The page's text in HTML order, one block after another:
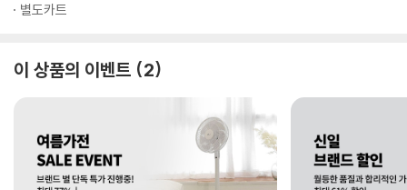
별도카트
이 상품의 이벤트 2